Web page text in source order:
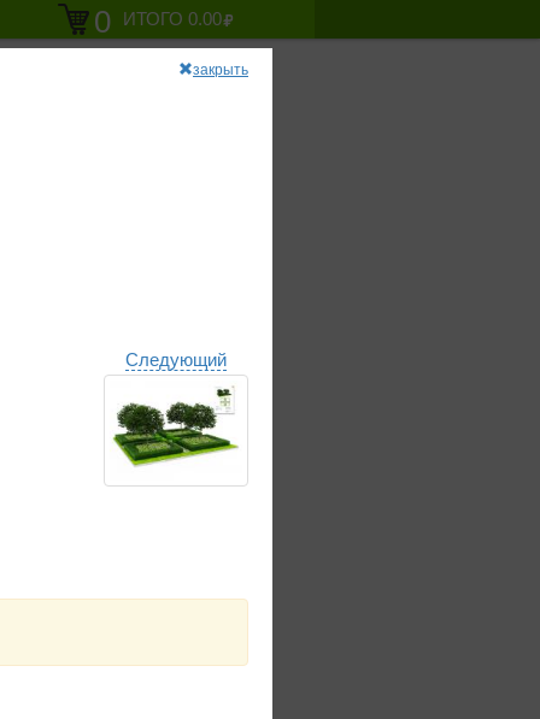
0 ИТОГО 0.00
закрыть
Следующий